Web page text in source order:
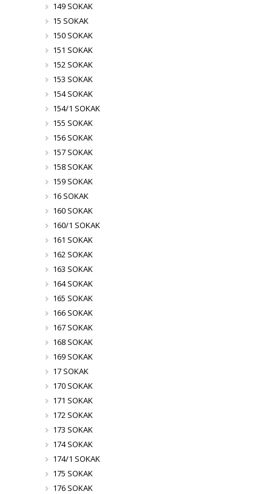
149 SOKAK
15 SOKAK
150 SOKAK
151 SOKAK
152 SOKAK
153 SOKAK
154 SOKAK
154/1 SOKAK
155 SOKAK
156 SOKAK
157 SOKAK
158 SOKAK
159 SOKAK
16 SOKAK
160 SOKAK
160/1 SOKAK
161 SOKAK
162 SOKAK
163 SOKAK
164 SOKAK
165 SOKAK
166 SOKAK
167 SOKAK
168 SOKAK
169 SOKAK
17 SOKAK
170 SOKAK
171 SOKAK
172 SOKAK
173 SOKAK
174 SOKAK
174/1 SOKAK
175 SOKAK
176 SOKAK